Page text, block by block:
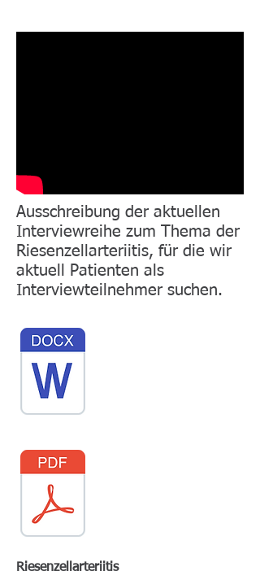
Ausschreibung der aktuellen
Interviewreihe zum Thema der
Riesenzellarteriitis, für die wir
aktuell Patienten als
Interviewteilnehmer suchen.
Riesenzellarteriitis